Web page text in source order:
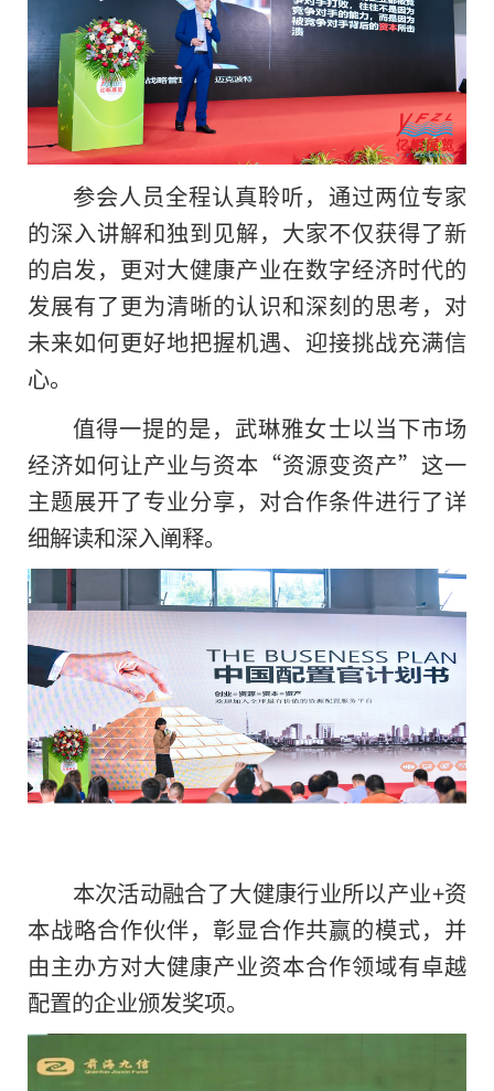
参会人员全程认真聆听，通过两位专家
的深入讲解和独到见解，大家不仅获得了新
的启发，更对大健康产业在数字经济时代的
发展有了更为清晰的认识和深刻的思考，对
未来如何更好地把握机遇、迎接挑战充满信
心。
值得一提的是，武琳雅女士以当下市场
经济如何让产业与资本“资源变资产”这一
主题展开了专业分享，对合作条件进行了详
细解读和深入阐释。
本次活动融合了大健康行业所以产业+资
本战略合作伙伴，彰显合作共赢的模式，并
由主办方对大健康产业资本合作领域有卓越
配置的企业颁发奖项。